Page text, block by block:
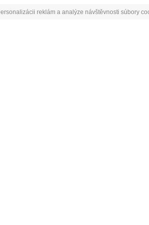
reklám a analýze návštěvnosti súbory